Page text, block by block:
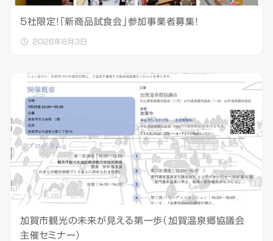
5社限定！「新商品試食会」参加事業者募集！
2026年8月3日
加賀市観光の未来が見える第一歩（加賀温泉郷協議会
主催セミナー）